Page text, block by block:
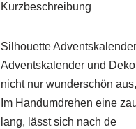
Kurzbeschreibung
Silhouette
Adventskalender und
nicht nur wunderschön
Im Handumdrehen eine
lang, lässt sich nach de